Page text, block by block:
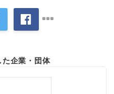
た企業・団体